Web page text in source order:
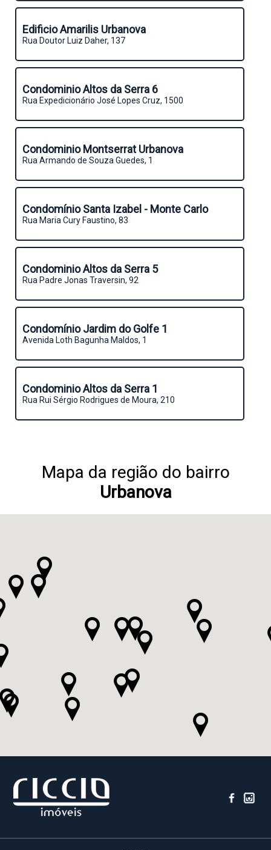
Edificio Amarilis Urbanova
Rua Doutor Luiz Daher, 137
Condominio Altos da Serra 6
Rua Expedicionário José Lopes Cruz, 1500
Condominio Montserrat Urbanova
Rua Armando de Souza Guedes, 1
Condomínio Santa Izabel - Monte Carlo
Rua Maria Cury Faustino, 83
Condominio Altos da Serra 5
Rua Padre Jonas Traversin, 92
Condomínio Jardim do Golfe 1
Avenida Loth Bagunha Maldos, 1
Condominio Altos da Serra 1
Rua Rui Sérgio Rodrigues de Moura, 210
Mapa da região do bairro
Urbanova